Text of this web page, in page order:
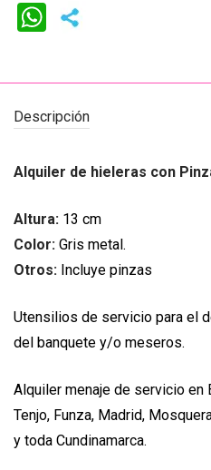
cantidadWhatsApp
Descripción
Alquiler de hieleras con
Altura: 13 cm
Color: Gris metal.
Otros: Incluye pinzas
Utensilios de servicio para el
del banquete y/o meseros.
Alquiler menaje de servicio en
Tenjo, Funza, Madrid,
y toda Cundinamarca.